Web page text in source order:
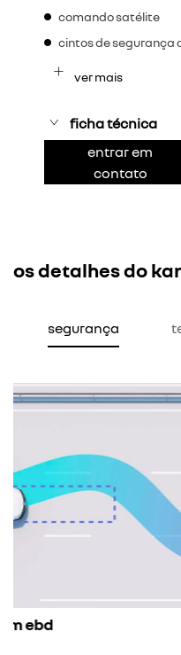
comando satélite
cintos de segurança
ver mais
ficha técnica
entrar em
contato
os detalhes do
segurança
assistente de